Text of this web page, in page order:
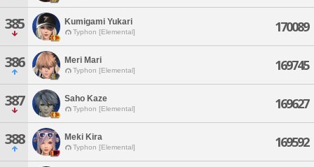
385 Kumigami Yukari
Typhon [Elemental] 170089
386 Meri Mari
Typhon [Elemental] 169745
387 Saho Kaze
Typhon [Elemental] 169627
388 Meki Kira
Typhon [Elemental] 169592